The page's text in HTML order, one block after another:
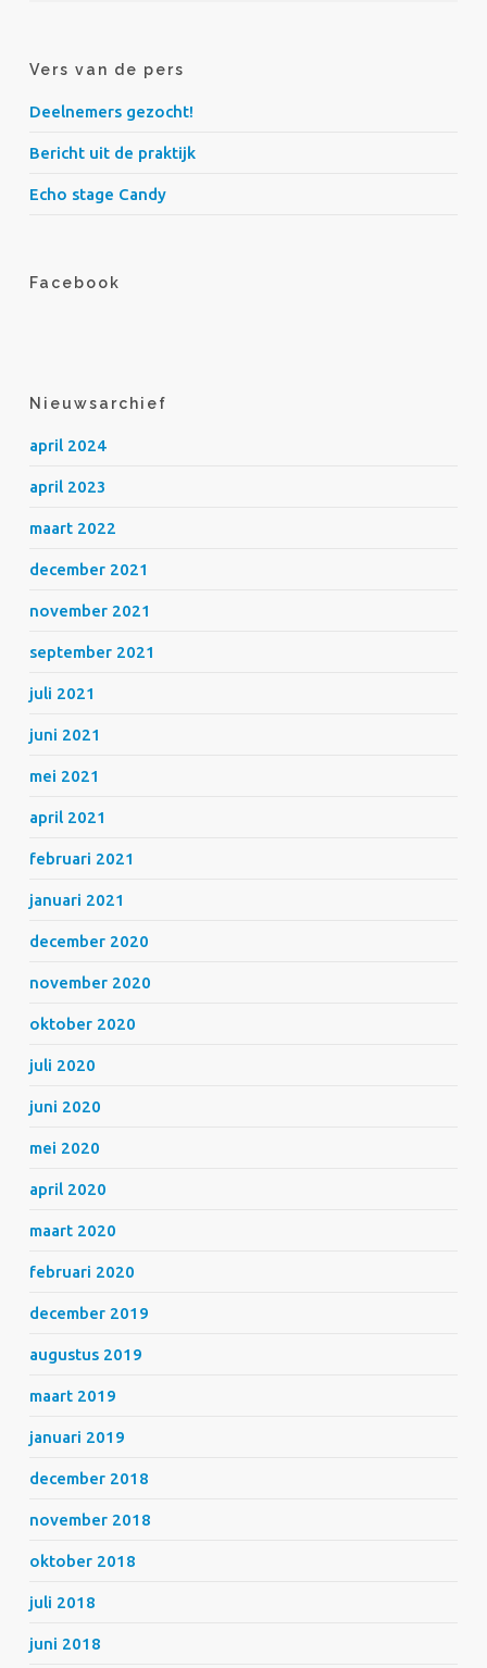
Vers van de pers
Deelnemers gezocht!
Bericht uit de praktijk
Echo stage Candy
Facebook
Nieuwsarchief
april 2024
april 2023
maart 2022
december 2021
november 2021
september 2021
juli 2021
juni 2021
mei 2021
april 2021
februari 2021
januari 2021
december 2020
november 2020
oktober 2020
juli 2020
juni 2020
mei 2020
april 2020
maart 2020
februari 2020
december 2019
augustus 2019
maart 2019
januari 2019
december 2018
november 2018
oktober 2018
juli 2018
juni 2018